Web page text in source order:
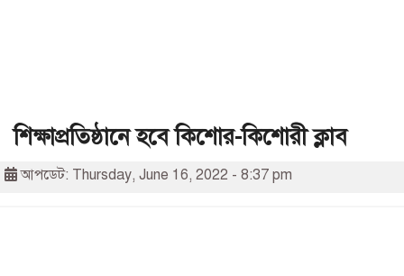
শিক্ষাপ্রতিষ্ঠানে হবে কিশোর-কিশোরী ক্লাব
আপডেট: Thursday, June 16, 2022 - 8:37 pm